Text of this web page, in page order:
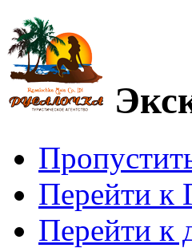
Перейти к
Перейти к